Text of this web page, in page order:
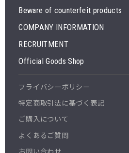
Beware of counterfeit products
COMPANY INFORMATION
RECRUITMENT
Official Goods Shop
プライバシーポリシー
特定商取引法に基づく表記
ご購入について
よくあるご質問
お問い合わせ